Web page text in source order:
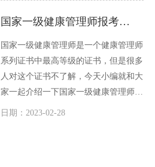
国家一级健康管理师报考条件（最新版）
国家一级健康管理师是一个健康管理师
系列证书中最高等级的证书，但是很多
人对这个证书不了解，今天小编就和大
家一起介绍一下国家一级健康管理师相
关内容。
日期：2023-02-28